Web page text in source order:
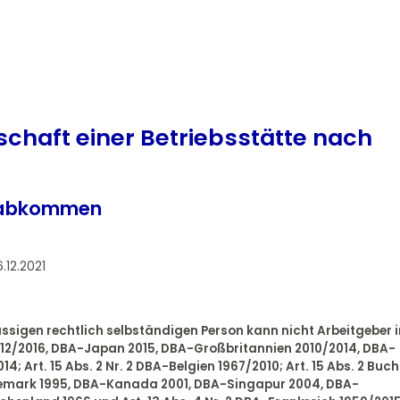
einer Betriebsstätte nach
rechtlich selbständigen Person kann nicht Arbeitgeber
2016, DBA-Japan 2015, DBA-Großbritannien 2010/2014, DBA-
Art. 15 Abs. 2 Nr. 2 DBA-Belgien 1967/2010; Art. 15 Abs. 2
1995, DBA-Kanada 2001, DBA-Singapur 2004, DBA-